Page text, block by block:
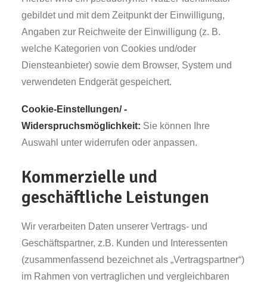
gebildet und mit dem Zeitpunkt der Einwilligung,
Angaben zur Reichweite der Einwilligung (z. B.
welche Kategorien von Cookies und/oder
Diensteanbieter) sowie dem Browser, System und
verwendeten Endgerät gespeichert.
Cookie-Einstellungen/ -
Widerspruchsmöglichkeit: Sie können Ihre
Auswahl unter widerrufen oder anpassen.
Kommerzielle und
geschäftliche Leistungen
Wir verarbeiten Daten unserer Vertrags- und
Geschäftspartner, z.B. Kunden und Interessenten
(zusammenfassend bezeichnet als „Vertragspartner“)
im Rahmen von vertraglichen und vergleichbaren